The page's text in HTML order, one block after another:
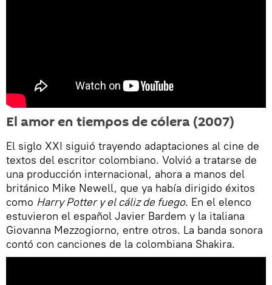
El amor en tiempos de cólera (2007)
El siglo XXI siguió trayendo adaptaciones al cine de
textos del escritor colombiano. Volvió a tratarse de
una producción internacional, ahora a manos del
británico Mike Newell, que ya había dirigido éxitos
como Harry Potter y el cáliz de fuego. En el elenco
estuvieron el español Javier Bardem y la italiana
Giovanna Mezzogiorno, entre otros. La banda sonora
contó con canciones de la colombiana Shakira.